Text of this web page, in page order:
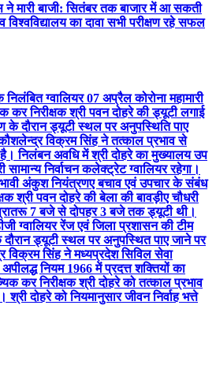
ने मारी बाजी: सितंबर तक बाजार में आ सकती
का दावा सभी परीक्षण रहे सफल
निलंबित ग्वालियर 07 अप्रैल कोरोना महामारी
कर निरीक्षक श्री पवन दोहरे की ड्यूटी लगाई
के दौरान ड्यूटी स्थल पर अनुपस्थिति पाए
विक्रम सिंह ने तत्काल प्रभाव से
है। निलंबन अवधि में श्री दोहरे का मुख्यालय उप
सामान्य निर्वाचन कलेक्ट्रेट ग्वालियर रहेगा।
अंकुश नियंत्रणए बचाव एवं उपचार के संबंध
श्री पवन दोहरे की बेला की बावड़ीए चौधरी
प्रातरू 7 बजे से दोपहर 3 बजे तक ड्यूटी थी।
ग्वालियर रेंज एवं जिला प्रशासन की टीम
दौरान ड्यूटी स्थल पर अनुपस्थित पाए जाने पर
विक्रम सिंह ने मध्यप्रदेश सिविल सेवा
नियम 1966 में प्रदत्त शक्तियों का
कर निरीक्षक श्री दोहरे को तत्काल प्रभाव
दोहरे को नियमानुसार जीवन निर्वाह भत्ते